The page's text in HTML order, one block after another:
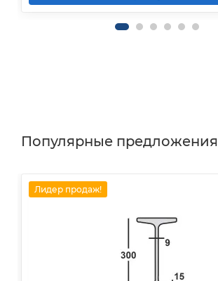
Популярные предложения
Лидер продаж!